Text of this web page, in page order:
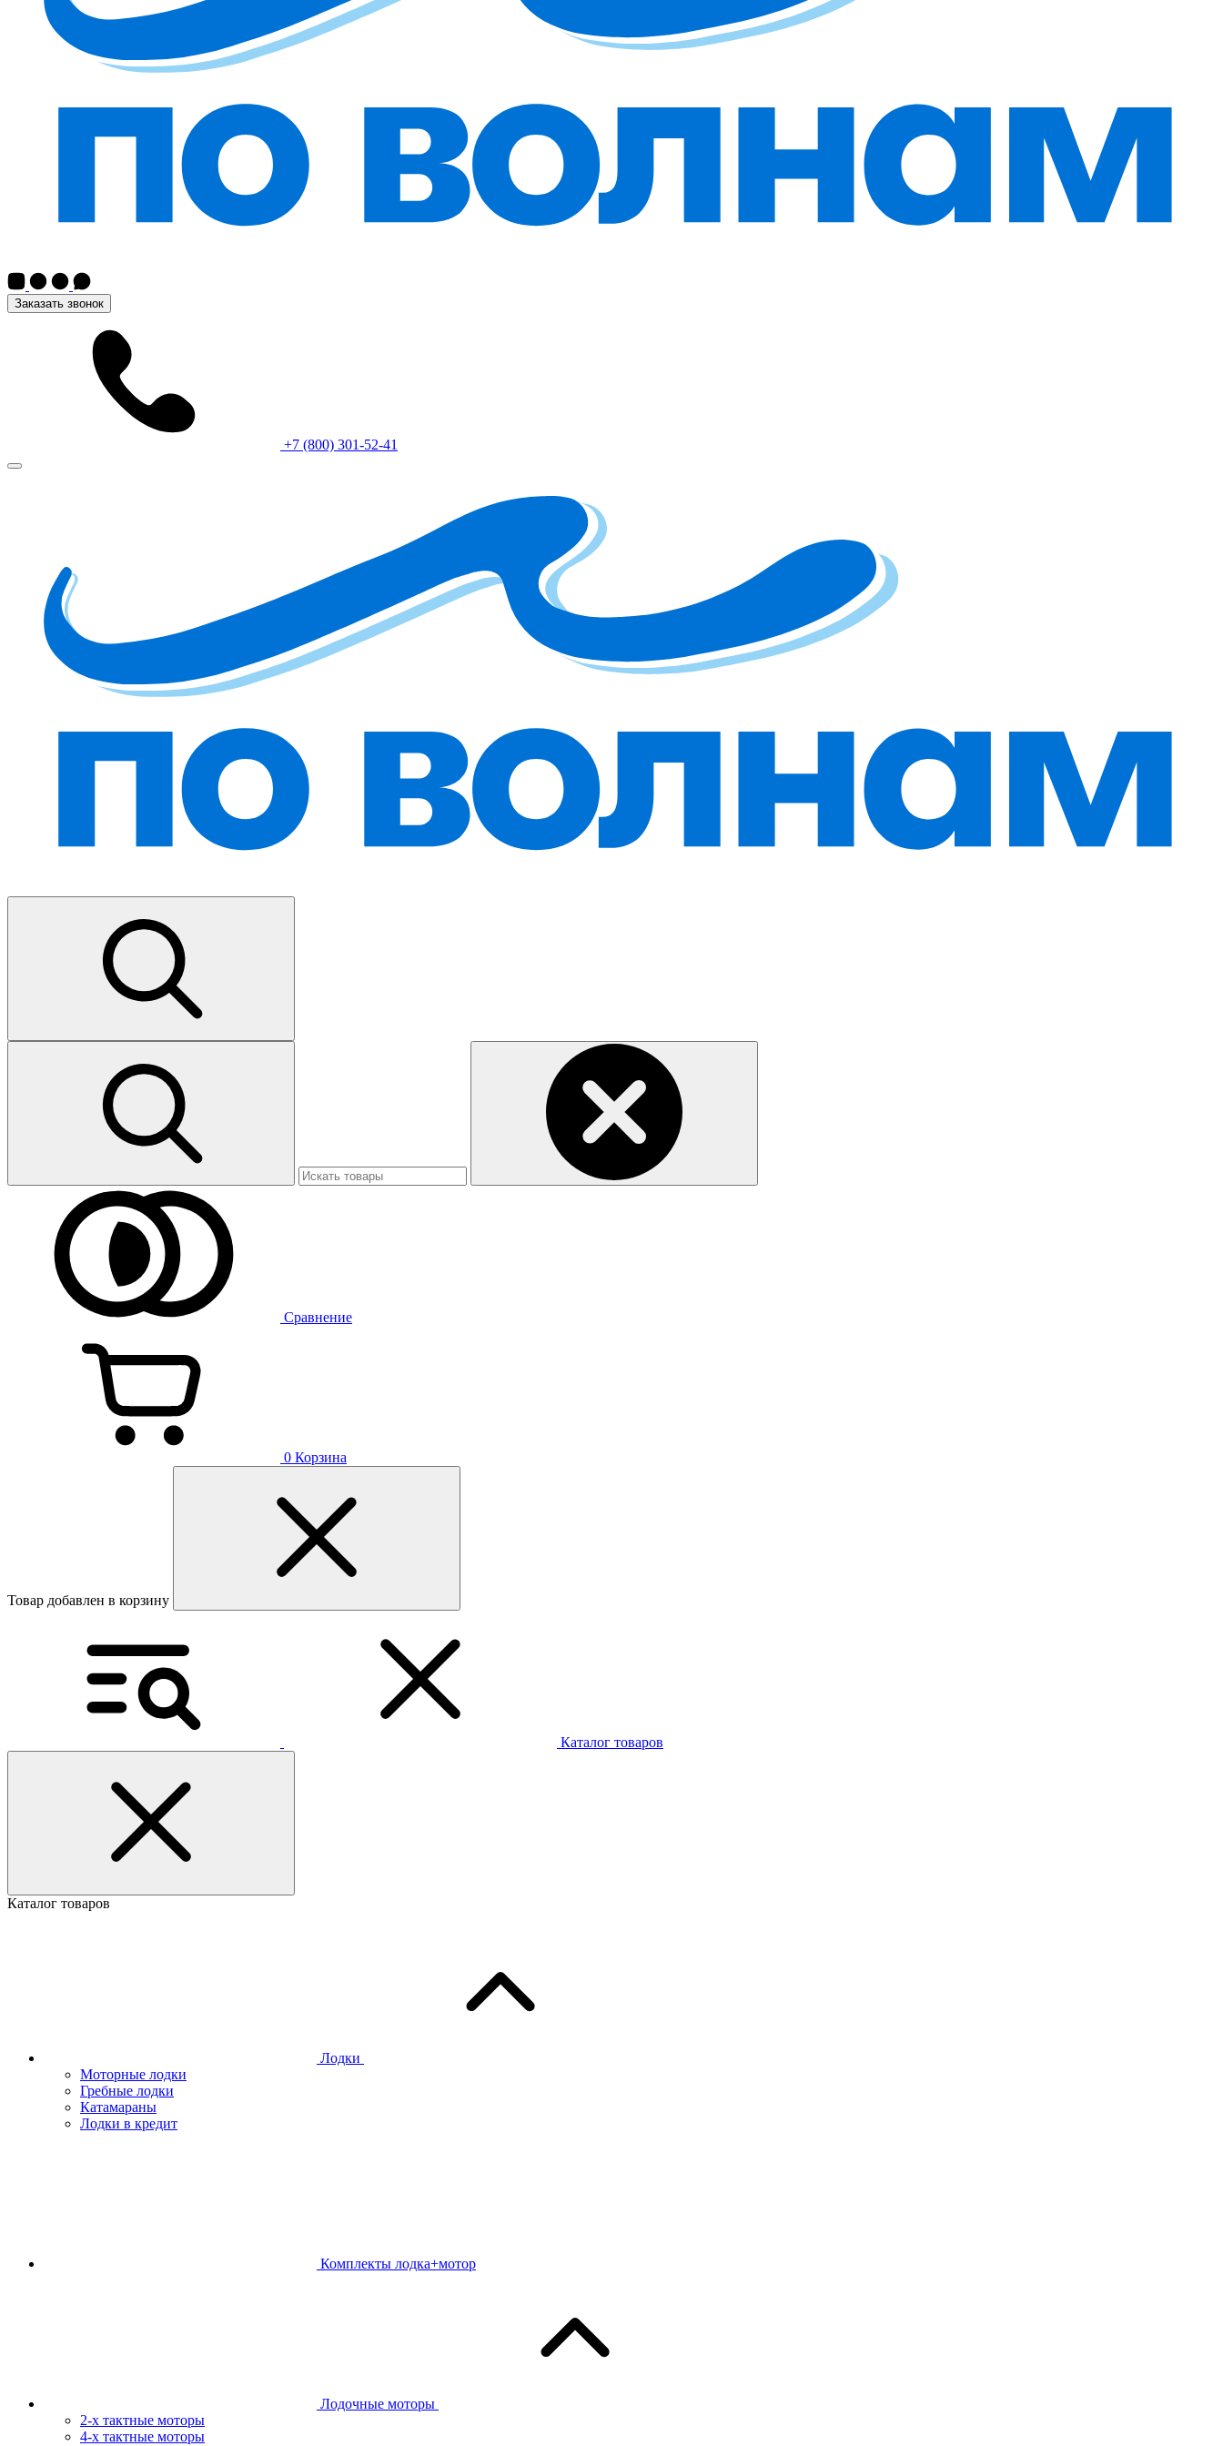
Заказать звонок
+7 (800) 301-52-41
Сравнение
0 Корзина
Товар добавлен в корзину
Каталог товаров
Каталог товаров
Лодки
Моторные лодки
Гребные лодки
Катамараны
Лодки в кредит
Комплекты лодка+мотор
Лодочные моторы
2-х тактные моторы
4-х тактные моторы